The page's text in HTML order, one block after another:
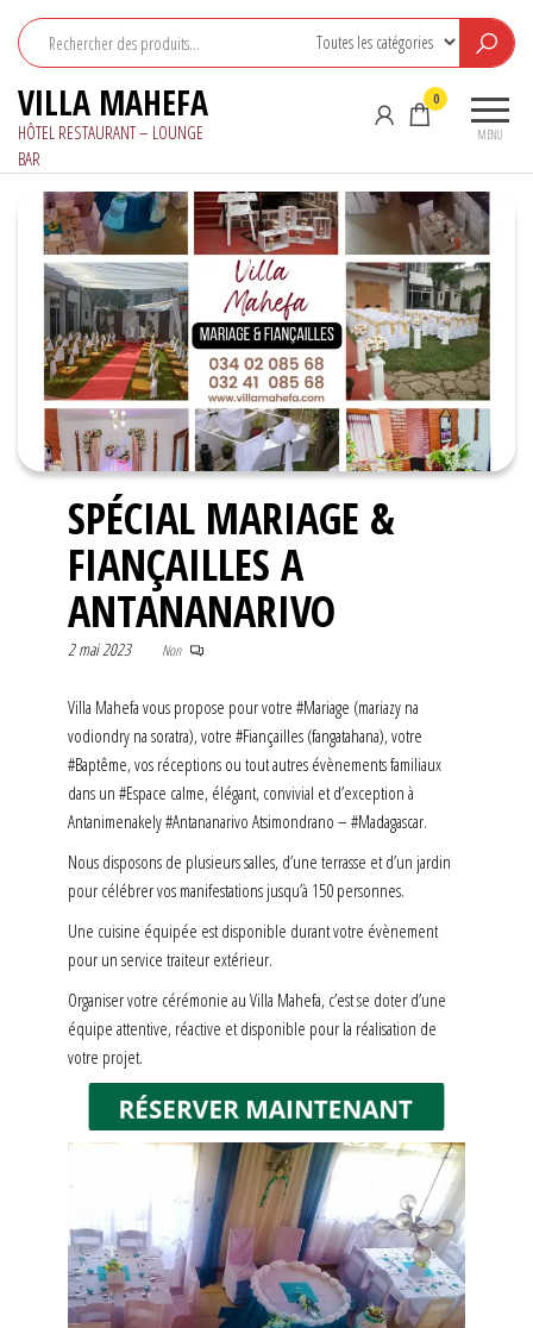
contenu
VILLA MAHEFA
HÔTEL RESTAURANT – LOUNGE
BAR
MENU
0
SPÉCIAL MARIAGE &
FIANÇAILLES A
ANTANANARIVO
2 mai 2023 Non
Villa Mahefa vous propose pour votre #Mariage (mariazy na
vodiondry na soratra), votre #Fiançailles (fangatahana), votre
#Baptême, vos réceptions ou tout autres évènements familiaux
dans un #Espace calme, élégant, convivial et d’exception à
Antanimenakely #Antananarivo Atsimondrano – #Madagascar.
Nous disposons de plusieurs salles, d’une terrasse et d’un jardin
pour célébrer vos manifestations jusqu’à 150 personnes.
Une cuisine équipée est disponible durant votre évènement
pour un service traiteur extérieur.
Organiser votre cérémonie au Villa Mahefa, c’est se doter d’une
équipe attentive, réactive et disponible pour la réalisation de
votre projet.